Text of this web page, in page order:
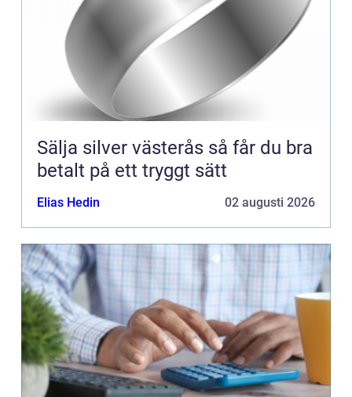
Sälja silver västerås så får du bra
betalt på ett tryggt sätt
Elias Hedin 02 augusti 2026